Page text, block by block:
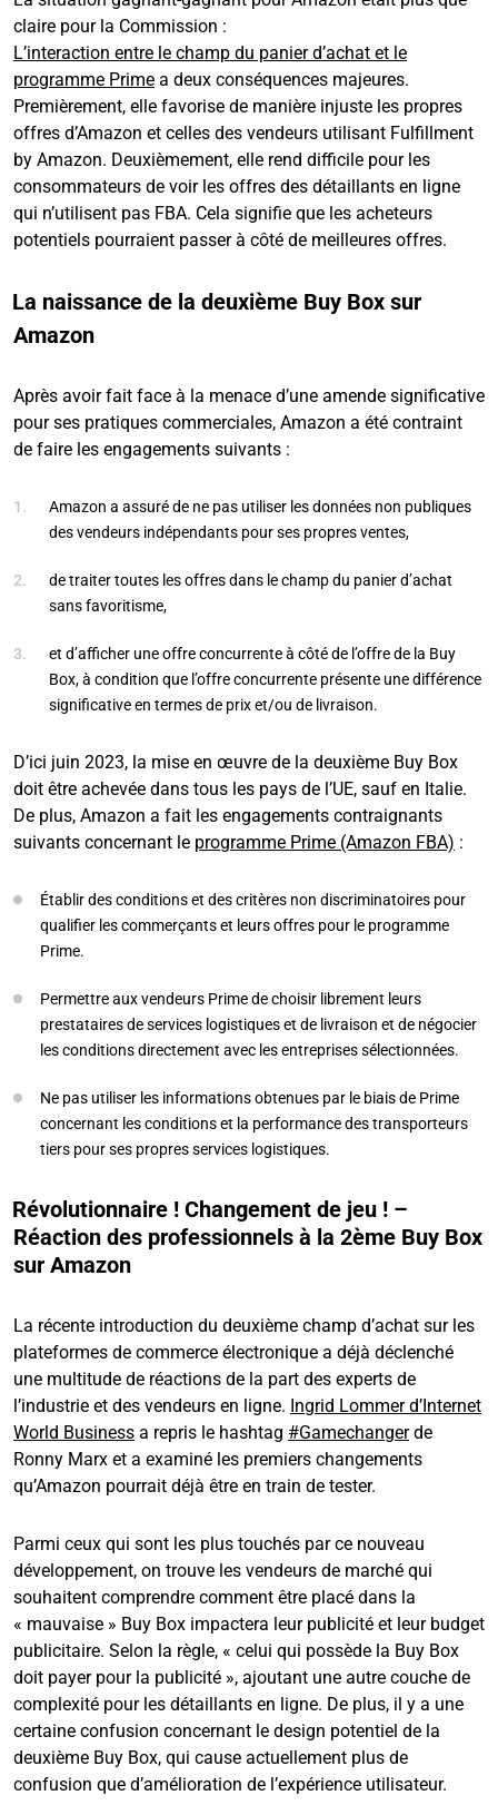
claire pour la Commission :
L’interaction entre le champ du panier d’achat et le
programme Prime a deux conséquences majeures.
Premièrement, elle favorise de manière injuste les propres
offres d’Amazon et celles des vendeurs utilisant Fulfillment
by Amazon. Deuxièmement, elle rend difficile pour les
consommateurs de voir les offres des détaillants en ligne
qui n’utilisent pas FBA. Cela signifie que les acheteurs
potentiels pourraient passer à côté de meilleures offres.
La naissance de la deuxième Buy Box sur
Amazon
Après avoir fait face à la menace d’une amende significative
pour ses pratiques commerciales, Amazon a été contraint
de faire les engagements suivants :
Amazon a assuré de ne pas utiliser les données non publiques
des vendeurs indépendants pour ses propres ventes,
de traiter toutes les offres dans le champ du panier d’achat
sans favoritisme,
et d’afficher une offre concurrente à côté de l’offre de la Buy
Box, à condition que l’offre concurrente présente une différence
significative en termes de prix et/ou de livraison.
D’ici juin 2023, la mise en œuvre de la deuxième Buy Box
doit être achevée dans tous les pays de l’UE, sauf en Italie.
De plus, Amazon a fait les engagements contraignants
suivants concernant le programme Prime (Amazon FBA) :
Établir des conditions et des critères non discriminatoires pour
qualifier les commerçants et leurs offres pour le programme
Prime.
Permettre aux vendeurs Prime de choisir librement leurs
prestataires de services logistiques et de livraison et de négocier
les conditions directement avec les entreprises sélectionnées.
Ne pas utiliser les informations obtenues par le biais de Prime
concernant les conditions et la performance des transporteurs
tiers pour ses propres services logistiques.
Révolutionnaire ! Changement de jeu ! –
Réaction des professionnels à la 2ème Buy Box
sur Amazon
La récente introduction du deuxième champ d’achat sur les
plateformes de commerce électronique a déjà déclenché
une multitude de réactions de la part des experts de
l’industrie et des vendeurs en ligne. Ingrid Lommer d’Internet
World Business a repris le hashtag #Gamechangerde
Ronny Marx et a examiné les premiers changements
qu’Amazon pourrait déjà être en train de tester.
Parmi ceux qui sont les plus touchés par ce nouveau
développement, on trouve les vendeurs de marché qui
souhaitent comprendre comment être placé dans la
« mauvaise » Buy Box impactera leur publicité et leur budget
publicitaire. Selon la règle, « celui qui possède la Buy Box
doit payer pour la publicité », ajoutant une autre couche de
complexité pour les détaillants en ligne. De plus, il y a une
certaine confusion concernant le design potentiel de la
deuxième Buy Box, qui cause actuellement plus de
confusion que d’amélioration de l’expérience utilisateur.